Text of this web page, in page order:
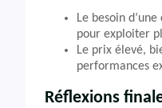
Le besoin
pour exploiter
Le prix élevé,
performances
Réflexions